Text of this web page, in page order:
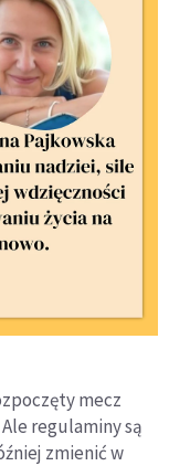
mecz
regulaminy są
zmienić w